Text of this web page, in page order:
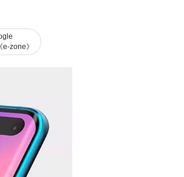
e-zone》